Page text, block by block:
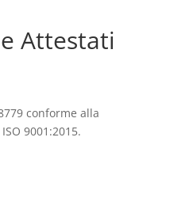
Attestati
conforme alla
9001:2015.